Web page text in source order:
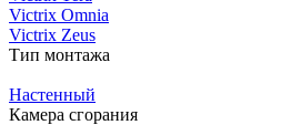
Victrix Omnia
Victrix Zeus
Тип монтажа
Настенный
Камера сгорания